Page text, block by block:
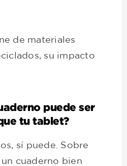
de materiales
su impacto
puede ser
tu tablet?
sí puede. Sobre
cuaderno bien